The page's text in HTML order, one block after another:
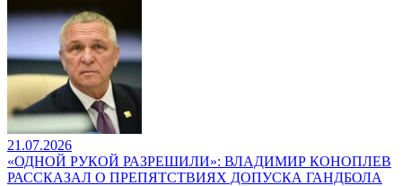
21.07.2026
«ОДНОЙ РУКОЙ РАЗРЕШИЛИ»: ВЛАДИМИР КОНОПЛЕВ
РАССКАЗАЛ О ПРЕПЯТСТВИЯХ ДОПУСКА ГАНДБОЛА